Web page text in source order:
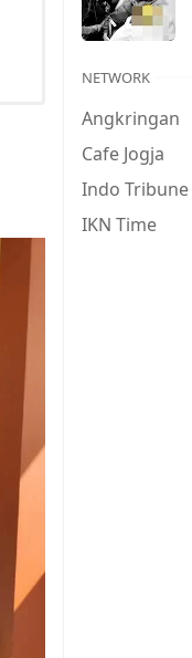
NETWORK
Angkringan
Cafe Jogja
Indo Tribune
IKN Time